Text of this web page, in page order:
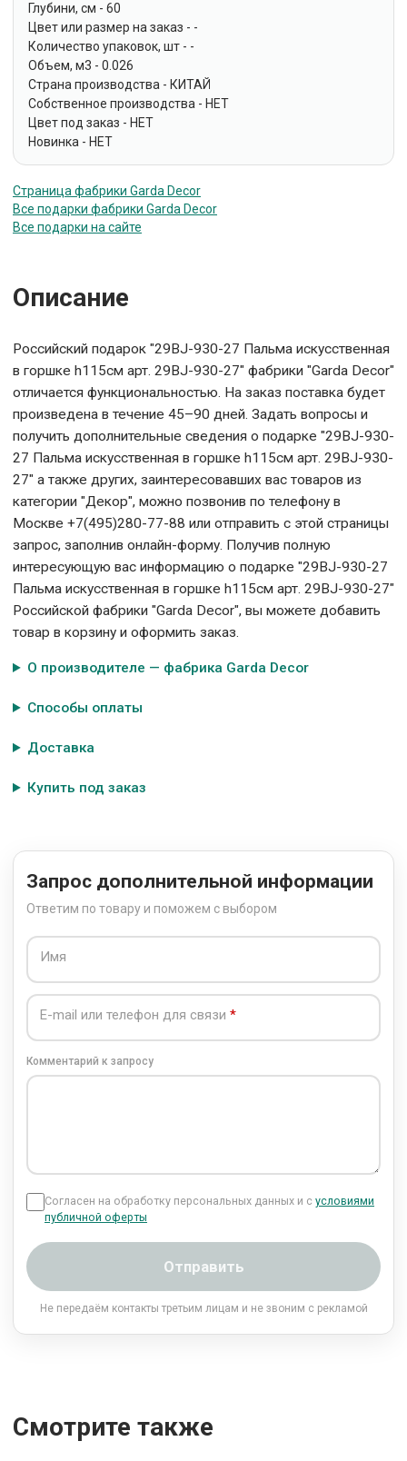
Глубини, см - 60
Цвет или размер на заказ - -
Количество упаковок, шт - -
Объем, м3 - 0.026
Страна производства - КИТАЙ
Собственное производства - НЕТ
Цвет под заказ - НЕТ
Новинка - НЕТ
Страница фабрики Garda Decor
Все подарки фабрики Garda Decor
Все подарки на сайте
Описание
Российский подарок "29BJ-930-27 Пальма искусственная
в горшке h115см арт. 29BJ-930-27" фабрики "Garda Decor"
отличается функциональностью. На заказ поставка будет
произведена в течение 45–90 дней. Задать вопросы и
получить дополнительные сведения о подарке "29BJ-930-
27 Пальма искусственная в горшке h115см арт. 29BJ-930-
27" а также других, заинтересовавших вас товаров из
категории "Декор", можно позвонив по телефону в
Москве +7(495)280-77-88 или отправить с этой страницы
запрос, заполнив онлайн-форму. Получив полную
интересующую вас информацию о подарке "29BJ-930-27
Пальма искусственная в горшке h115см арт. 29BJ-930-27"
Российской фабрики "Garda Decor", вы можете добавить
товар в корзину и оформить заказ.
О производителе — фабрика Garda Decor
Способы оплаты
Доставка
Купить под заказ
Запрос дополнительной информации
Ответим по товару и поможем с выбором
Имя
E-mail или телефон для связи
Комментарий к запросу
Согласен на обработку персональных данных и с условиями
публичной оферты
Отправить
Не передаём контакты третьим лицам и не звоним с рекламой
Смотрите также